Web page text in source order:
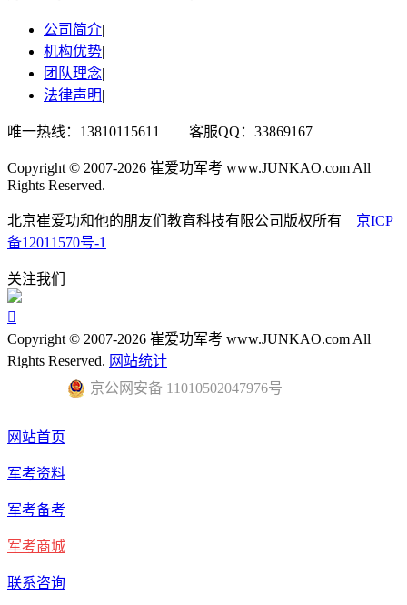
公司简介|
机构优势|
团队理念|
法律声明|
唯一热线：13810115611 客服QQ：33869167
Copyright © 2007-2026 崔爱功军考 www.JUNKAO.com All
Rights Reserved.
北京崔爱功和他的朋友们教育科技有限公司版权所有 京ICP
备12011570号-1
关注我们

Copyright © 2007-2026 崔爱功军考 www.JUNKAO.com All
Rights Reserved. 网站统计
京公网安备 11010502047976号
网站首页
军考资料
军考备考
军考商城
联系咨询